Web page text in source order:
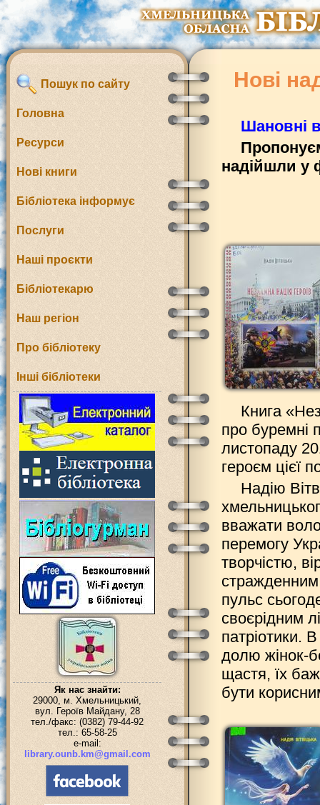
Пошук по сайту
Головна
Ресурси
Нові книги
Бібліотека інформує
Послуги
Наші проєкти
Бібліотекарю
Наш регіон
Про бібліотеку
Інші бібліотеки
Як нас знайти:
29000, м. Хмельницький,
вул. Героїв Майдану, 28
тел./факс: (0382) 79-44-92
тел.: 65-58-25
e-mail:
library.ounb.km@gmail.com
Нові
Шановні
надійшли у
Книга
про буремні
листопаду
героєм цієї
Надію
вважати
перемогу
творчістю,
пульс
своєрідним
патріотики.
долю жінок-
щастя, їх
бути